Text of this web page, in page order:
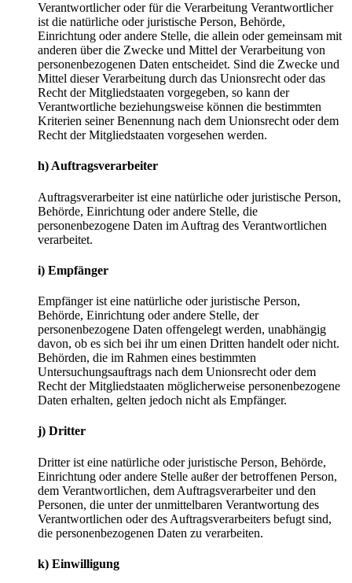
Verantwortlicher oder für die Verarbeitung Verantwortlicher
ist die natürliche oder juristische Person, Behörde,
Einrichtung oder andere Stelle, die allein oder gemeinsam mit
anderen über die Zwecke und Mittel der Verarbeitung von
personenbezogenen Daten entscheidet. Sind die Zwecke und
Mittel dieser Verarbeitung durch das Unionsrecht oder das
Recht der Mitgliedstaaten vorgegeben, so kann der
Verantwortliche beziehungsweise können die bestimmten
Kriterien seiner Benennung nach dem Unionsrecht oder dem
Recht der Mitgliedstaaten vorgesehen werden.
h) Auftragsverarbeiter
Auftragsverarbeiter ist eine natürliche oder juristische Person,
Behörde, Einrichtung oder andere Stelle, die
personenbezogene Daten im Auftrag des Verantwortlichen
verarbeitet.
i) Empfänger
Empfänger ist eine natürliche oder juristische Person,
Behörde, Einrichtung oder andere Stelle, der
personenbezogene Daten offengelegt werden, unabhängig
davon, ob es sich bei ihr um einen Dritten handelt oder nicht.
Behörden, die im Rahmen eines bestimmten
Untersuchungsauftrags nach dem Unionsrecht oder dem
Recht der Mitgliedstaaten möglicherweise personenbezogene
Daten erhalten, gelten jedoch nicht als Empfänger.
j) Dritter
Dritter ist eine natürliche oder juristische Person, Behörde,
Einrichtung oder andere Stelle außer der betroffenen Person,
dem Verantwortlichen, dem Auftragsverarbeiter und den
Personen, die unter der unmittelbaren Verantwortung des
Verantwortlichen oder des Auftragsverarbeiters befugt sind,
die personenbezogenen Daten zu verarbeiten.
k) Einwilligung